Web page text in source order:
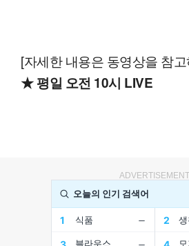
[자세한 내용은 동영상을 참
★ 평일 오전 10시 LIVE
ADVERTISEMENT